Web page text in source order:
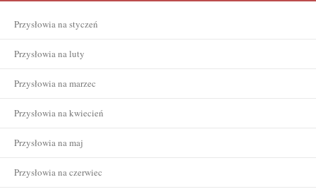
Przysłowia na styczeń
Przysłowia na luty
Przysłowia na marzec
Przysłowia na kwiecień
Przysłowia na maj
Przysłowia na czerwiec